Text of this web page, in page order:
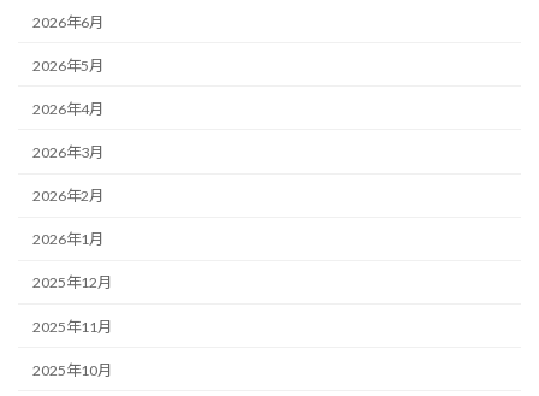
2026年6月
2026年5月
2026年4月
2026年3月
2026年2月
2026年1月
2025年12月
2025年11月
2025年10月